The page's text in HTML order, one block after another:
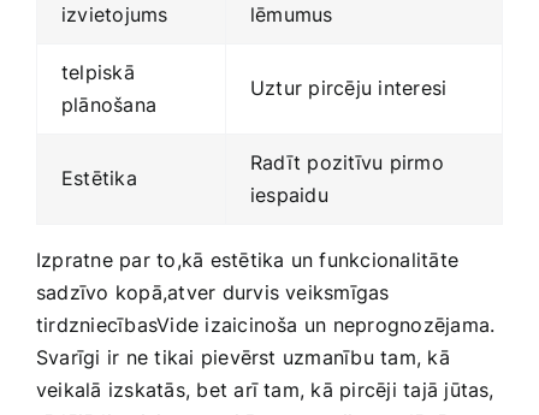
izvietojums
lēmumus
telpiskā
plānošana
Uztur pircēju‌ interesi
Estētika
Radīt pozitīvu pirmo
iespaidu
Izpratne par to,kā​ estētika un ‌funkcionalitāte
sadzīvo kopā,atver durvis veiksmīgas
tirdzniecībasVide izaicinoša un​ neprognozējama.⁢
Svarīgi ir ne tikai pievērst uzmanību tam, kā
veikalā izskatās, bet arī tam, kā pircēji tajā jūtas,​